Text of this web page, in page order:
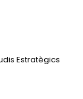
Estratègics